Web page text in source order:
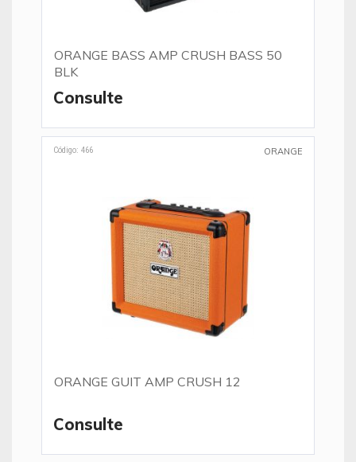
ORANGE BASS AMP CRUSH BASS 50
BLK
Consulte
Código: 466 ORANGE
ORANGE GUIT AMP CRUSH 12
Consulte